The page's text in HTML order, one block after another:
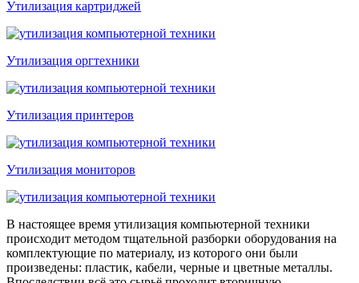
Утилизация картриджей
Утилизация оргтехники
Утилизация принтеров
Утилизация мониторов
В настоящее время утилизация компьютерной техники
происходит методом тщательной разборки оборудования на
комплектующие по материалу, из которого они были
произведены: пластик, кабели, черные и цветные металлы.